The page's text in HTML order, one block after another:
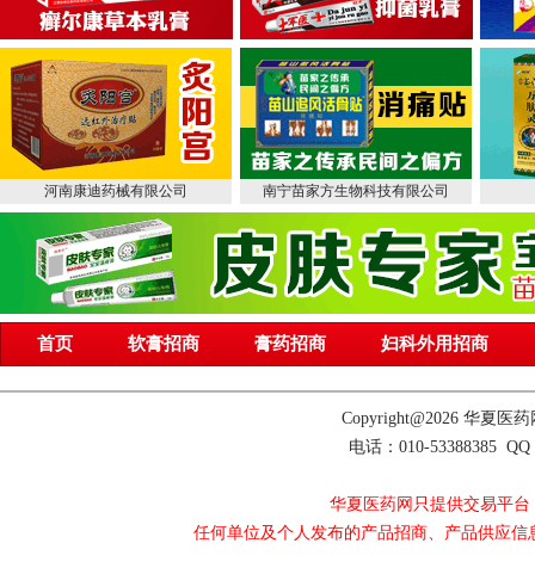
河南康迪药械有限公司 南宁苗家方生物科技有限公司
首页 软膏招商 膏药招商 妇科外用招商
Copyright@2026 华夏医
电话：010-53388385
华夏医药网只提供交易平
任何单位及个人发布的产品招商、产品供应